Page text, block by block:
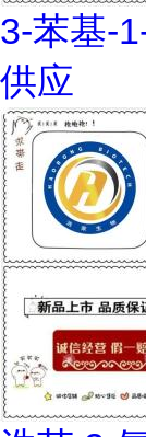
3-苯基-
供应